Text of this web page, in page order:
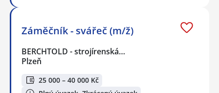
Záměčník - svářeč (m/ž)
BERCHTOLD - strojírenská…
Plzeň
25 000 – 40 000 Kč